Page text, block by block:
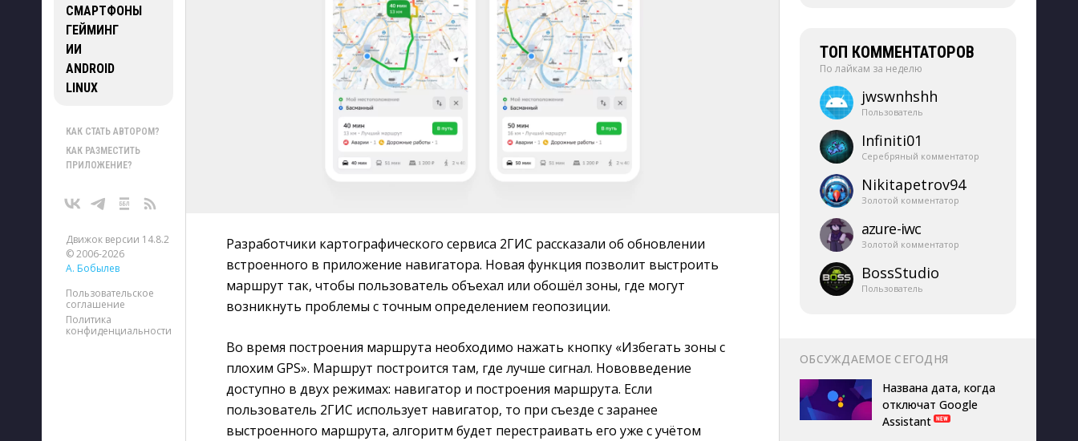
СМАРТФОНЫ
ГЕЙМИНГ
ИИ
ANDROID
LINUX
КАК СТАТЬ АВТОРОМ?
КАК РАЗМЕСТИТЬ
ПРИЛОЖЕНИЕ?
Движок версии 14.8.2
© 2006-2026
А. Бобылев
Пользовательское
соглашение
Политика
конфиденциальности
Разработчики картографического сервиса 2ГИС рассказали об обновлении
встроенного в приложение навигатора. Новая функция позволит выстроить
маршрут так, чтобы пользователь объехал или обошёл зоны, где могут
возникнуть проблемы с точным определением геопозиции.
Во время построения маршрута необходимо нажать кнопку «Избегать зоны с
плохим GPS». Маршрут построится там, где лучше сигнал. Нововведение
доступно в двух режимах: навигатор и построения маршрута. Если
пользователь 2ГИС использует навигатор, то при съезде с заранее
выстроенного маршрута, алгоритм будет перестраивать его уже с учётом
ТОП КОММЕНТАТОРОВ
По лайкам за неделю
jwswnhshh
Пользователь
Infiniti01
Серебряный комментатор
Nikitapetrov94
Золотой комментатор
azure-​iwc
Золотой комментатор
BossStudio
Пользователь
ОБСУЖДАЕМОЕ СЕГОДНЯ
Названа дата, когда
отключат Google
Assistant